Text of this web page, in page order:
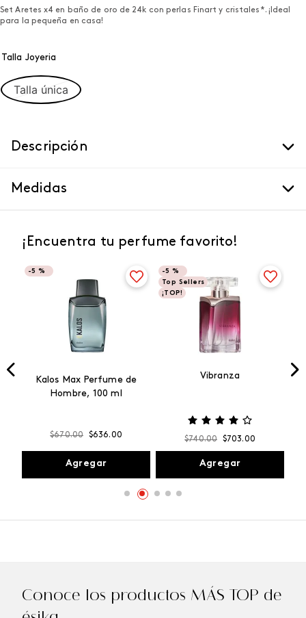
Set Aretes x4 en baño de oro de 24k con perlas Finart y cristales*. ¡Ideal
para la pequeña en casa!
Talla Joyeria
Talla única
Descripción
Medidas
¡Encuentra tu perfume favorito!
-5 %
Kalos Max Perfume de
Hombre, 100 ml
$670.00 $636.00
Agregar
-5 %
Top Sellers
¡TOP!
Vibranza
$740.00 $703.00
Agregar
Conoce los productos MÁS TOP de